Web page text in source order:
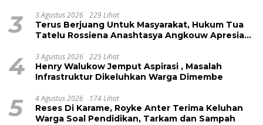
3 3 Agustus 2026 229 Lihat
Terus Berjuang Untuk Masyarakat, Hukum Tua
Tatelu Rossiena Anashtasya Angkouw Apresiasi
4 3 Agustus 2026 225 Lihat
Henry Walukow Jemput Aspirasi , Masalah
Infrastruktur Dikeluhkan Warga Dimembe
5 4 Agustus 2026 174 Lihat
Reses Di Karame, Royke Anter Terima Keluhan
Warga Soal Pendidikan, Tarkam dan Sampah